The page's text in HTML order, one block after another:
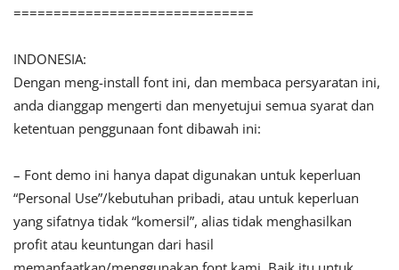
==============================
INDONESIA:
Dengan meng-install font ini, dan membaca persyaratan ini,
anda dianggap mengerti dan menyetujui semua syarat dan
ketentuan penggunaan font dibawah ini:
– Font demo ini hanya dapat digunakan untuk keperluan
“Personal Use”/kebutuhan pribadi, atau untuk keperluan
yang sifatnya tidak “komersil”, alias tidak menghasilkan
profit atau keuntungan dari hasil